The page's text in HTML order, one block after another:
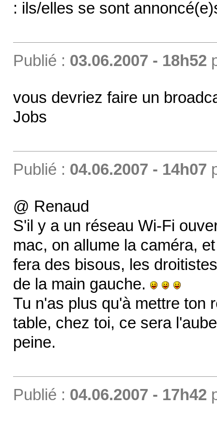
: ils/elles se sont
Publié : 03.06.2007 - 18h52
vous devriez faire un
Jobs
Publié : 04.06.2007 - 14h07
@ Renaud
S'il y a un réseau Wi-Fi
mac, on allume la caméra,
fera des bisous, les
de la main gauche.
Tu n'as plus qu'à mettre ton
table, chez toi, ce sera
peine.
Publié : 04.06.2007 - 17h42